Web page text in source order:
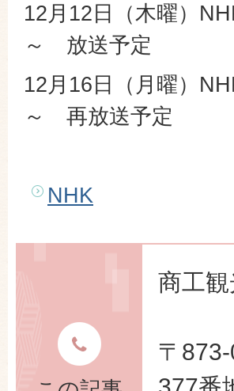
12月12日（木曜）
～ 放送予定
12月16日（月曜）
～ 再放送予定
NHK
商工
〒